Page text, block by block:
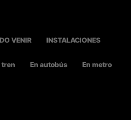
VENIR INSTALACIONES
tren En autobús En metro